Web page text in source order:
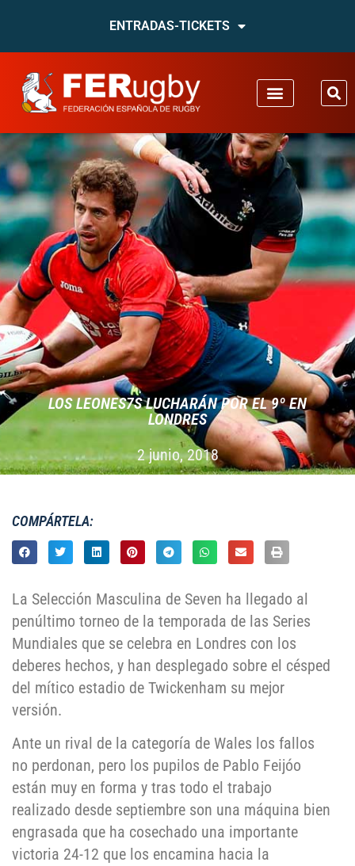
ENTRADAS-TICKETS
LOS LEONES7S LUCHARÁN POR EL 9º EN
LONDRES
2 junio, 2018
COMPÁRTELA:
La Selección Masculina de Seven ha llegado al
penúltimo torneo de la temporada de las Series
Mundiales que se celebra en Londres con los
deberes hechos, y han desplegado sobre el césped
del mítico estadio de Twickenham su mejor
versión.
Ante un rival de la categoría de Wales los fallos
no perdonan, pero los pupilos de Pablo Feijóo
están muy en forma y tras todo el trabajo
realizado desde septiembre son una máquina bien
engrasada que ha cosechado una importante
victoria 24-12 que los encamina hacia la